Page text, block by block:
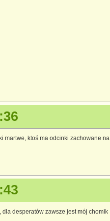
martwe, ktoś ma odcinki zachowane
dla desperatów zawsze jest mój chomik